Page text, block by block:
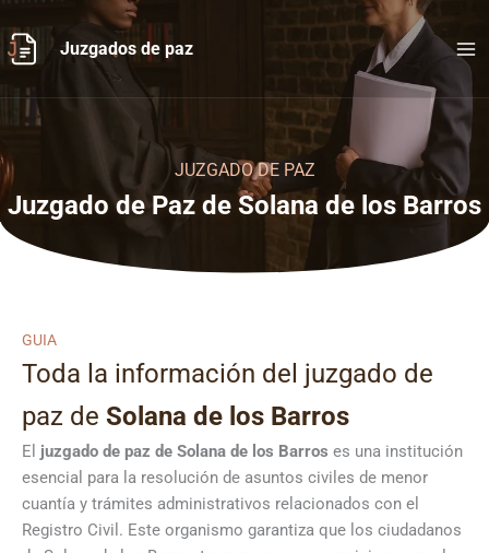
al
contenido
Juzgados de paz
JUZGADO DE PAZ
Juzgado de Paz de Solana de los Barros
GUIA
Toda la información del juzgado de
paz de Solana de los Barros
El juzgado de paz de Solana de los Barros es una institución
esencial para la resolución de asuntos civiles de menor
cuantía y trámites administrativos relacionados con el
Registro Civil. Este organismo garantiza que los ciudadanos